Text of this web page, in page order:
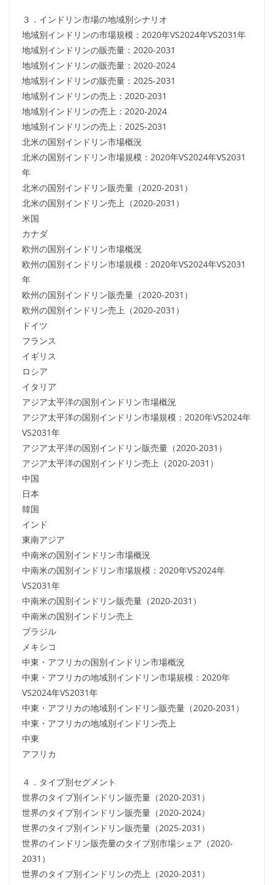
３．インドリン市場の地域別シナリオ
地域別インドリンの市場規模：2020年VS2024年VS2031年
地域別インドリンの販売量：2020-2031
地域別インドリンの販売量：2020-2024
地域別インドリンの販売量：2025-2031
地域別インドリンの売上：2020-2031
地域別インドリンの売上：2020-2024
地域別インドリンの売上：2025-2031
北米の国別インドリン市場概況
北米の国別インドリン市場規模：2020年VS2024年VS2031
年
北米の国別インドリン販売量（2020-2031）
北米の国別インドリン売上（2020-2031）
米国
カナダ
欧州の国別インドリン市場概況
欧州の国別インドリン市場規模：2020年VS2024年VS2031
年
欧州の国別インドリン販売量（2020-2031）
欧州の国別インドリン売上（2020-2031）
ドイツ
フランス
イギリス
ロシア
イタリア
アジア太平洋の国別インドリン市場概況
アジア太平洋の国別インドリン市場規模：2020年VS2024年
VS2031年
アジア太平洋の国別インドリン販売量（2020-2031）
アジア太平洋の国別インドリン売上（2020-2031）
中国
日本
韓国
インド
東南アジア
中南米の国別インドリン市場概況
中南米の国別インドリン市場規模：2020年VS2024年
VS2031年
中南米の国別インドリン販売量（2020-2031）
中南米の国別インドリン売上
ブラジル
メキシコ
中東・アフリカの国別インドリン市場概況
中東・アフリカの地域別インドリン市場規模：2020年
VS2024年VS2031年
中東・アフリカの地域別インドリン販売量（2020-2031）
中東・アフリカの地域別インドリン売上
中東
アフリカ
４．タイプ別セグメント
世界のタイプ別インドリン販売量（2020-2031）
世界のタイプ別インドリン販売量（2020-2024）
世界のタイプ別インドリン販売量（2025-2031）
世界のインドリン販売量のタイプ別市場シェア（2020-
2031）
世界のタイプ別インドリンの売上（2020-2031）